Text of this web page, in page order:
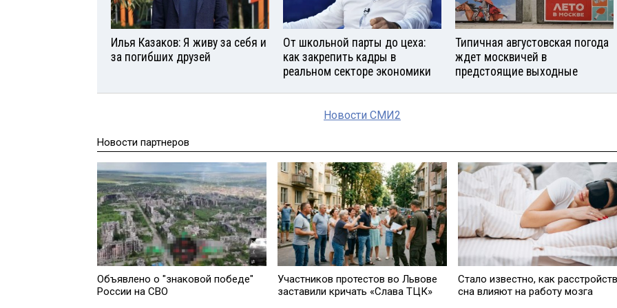
Илья Казаков: Я живу за себя и
за погибших друзей
От школьной парты до цеха:
как закрепить кадры в
реальном секторе экономики
Типичная августовская погода
ждет москвичей в
предстоящие выходные
Новости СМИ2
Новости партнеров
Объявлено о "знаковой победе"
России на СВО
Участников протестов во Львове
заставили кричать «Слава ТЦК»
Стало известно, как
сна влияют на работу мозга